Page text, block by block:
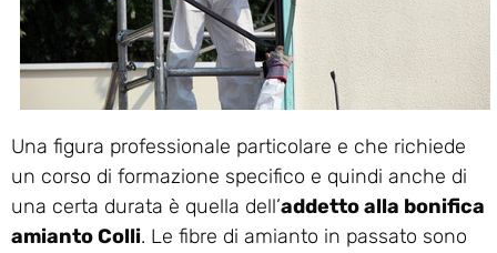
Una figura professionale particolare e che richiede
un corso di formazione specifico e quindi anche di
una certa durata è quella dell’addetto alla bonifica
amianto Colli. Le fibre di amianto in passato sono